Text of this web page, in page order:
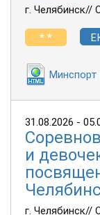
г.
* *
31.08.2026 -
и
г.